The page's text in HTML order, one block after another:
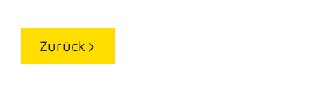
Zurück